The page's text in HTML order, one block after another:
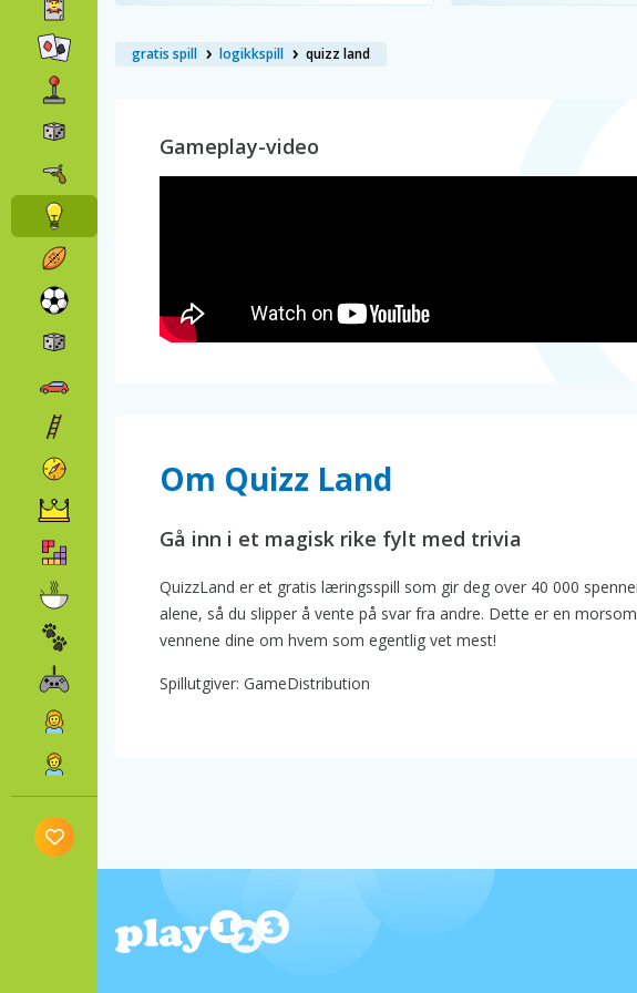
gratis spill logikkspill quizz land
Gameplay-video
Om Quizz Land
Gå inn i et magisk rike fylt med trivia
QuizzLand er et gratis læringsspill som gir deg over 40 000
alene, så du slipper å vente på svar fra andre. Dette er en
vennene dine om hvem som egentlig vet mest!
Spillutgiver: GameDistribution